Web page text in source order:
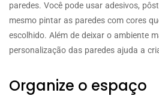
paredes. Você pode usar adesivos,
mesmo pintar as paredes com cores
escolhido. Além de deixar o ambiente
personalização das paredes ajuda a
Organize o espaço